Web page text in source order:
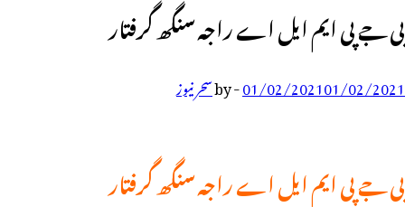
بی جے پی ایم ایل اے راجہ سنگھ گرفتار
01/02/202101/02/2021
-
byسحر نیوز
بی جے پی ایم ایل اے راجہ سنگھ گرفتار